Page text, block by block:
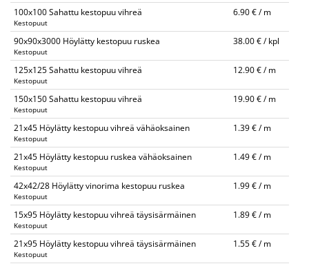
100x100 Sahattu kestopuu vihreä
Kestopuut
6.90 € / m
90x90x3000 Höylätty kestopuu ruskea
Kestopuut
38.00 € / kpl
125x125 Sahattu kestopuu vihreä
Kestopuut
12.90 € / m
150x150 Sahattu kestopuu vihreä
Kestopuut
19.90 € / m
21x45 Höylätty kestopuu vihreä vähäoksainen
Kestopuut
1.39 € / m
21x45 Höylätty kestopuu ruskea vähäoksainen
Kestopuut
1.49 € / m
42x42/28 Höylätty vinorima kestopuu ruskea
Kestopuut
1.99 € / m
15x95 Höylätty kestopuu vihreä täysisärmäinen
Kestopuut
1.89 € / m
21x95 Höylätty kestopuu vihreä täysisärmäinen
Kestopuut
1.55 € / m